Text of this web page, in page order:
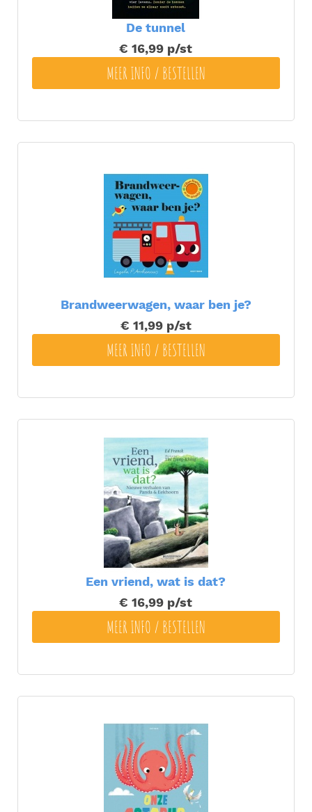
De tunnel
€ 16,99 p/st
MEER INFO / BESTELLEN
Brandweerwagen, waar ben je?
€ 11,99 p/st
MEER INFO / BESTELLEN
Een vriend, wat is dat?
€ 16,99 p/st
MEER INFO / BESTELLEN